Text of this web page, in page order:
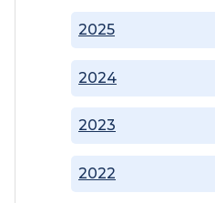
2022
2023
2024
2025